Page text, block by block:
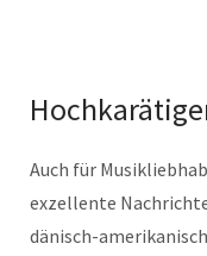
Auch für
exzellente
dänisch-